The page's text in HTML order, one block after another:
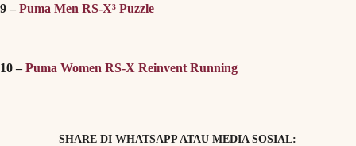
9 –Puma Men RS-X³ Puzzle
10 –Puma Women RS-X Reinvent Running
SHARE DI WHATSAPP ATAU MEDIA SOSIAL: